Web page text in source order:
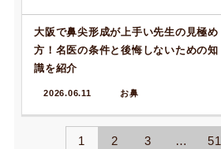
大阪で鼻尖形成が上手い先生の見極め
方！名医の条件と後悔しないための知
識を紹介
2026.06.11 お鼻
1 2 3 … 51